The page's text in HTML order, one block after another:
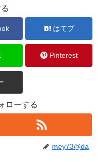
はてブ
Pinterest
ローする
mey73@da